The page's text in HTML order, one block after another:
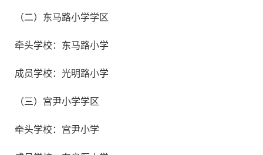
（二）东马路小学学区
牵头学校：东马路小学
成员学校：光明路小学
（三）宫尹小学学区
牵头学校：宫尹小学